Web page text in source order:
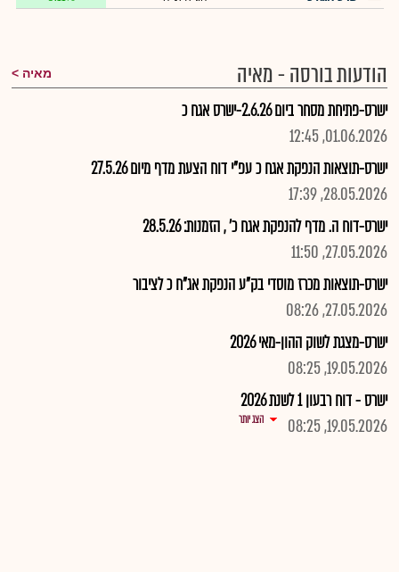
הודעות בורסה - מאיה מאיה
ישרס-פתיחת מסחר ביום 2.6.26-ישרס אגח כ
01.06.2026, 12:45
ישרס-תוצאות הנפקת אגח כ עפ"י דוח הצעת מדף מיום 27.5.26
28.05.2026, 17:39
ישרס-דוח ה. מדף להנפקת אגח כ' , הזמנות: 28.5.26
27.05.2026, 11:50
ישרס-תוצאות מכרז מוסדי בק"ע הנפקת אג"ח כ לציבור
27.05.2026, 08:26
ישרס-מצגת לשוק ההון-מאי 2026
19.05.2026, 08:25
ישרס - דוח רבעון 1 לשנת 2026
19.05.2026, 08:25
הצג יותר